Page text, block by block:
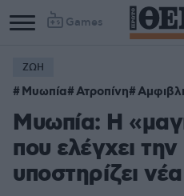
Games
Column
1
Column
2
ΖΩΗ
Μυωπία Ατροπίνη
Μυωπία: Η
που ελέγχει την
υποστηρίζει